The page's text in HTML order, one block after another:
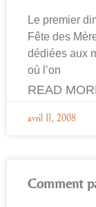
Le premier
Fête des
dédiées aux
où l’on
READ
avril 11, 2008
Comment